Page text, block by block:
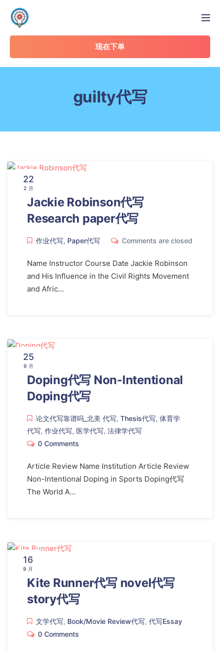
现在下单
guilty代写
22
2 月
Jackie Robinson代写
Research paper代写
作业代写, Paper代写 Comments are closed
Name Instructor Course Date Jackie Robinson
and His Influence in the Civil Rights Movement
and Afric…
25
9 月
Doping代写 Non-Intentional
Doping代写
论文代写靠谱吗_北美 代写, Thesis代写, 体育学
代写, 作业代写, 医学代写, 法律学代写
0 Comments
Article Review Name Institution Article Review
Non-Intentional Doping in Sports Doping代写
The World A…
16
9 月
Kite Runner代写 novel代写
story代写
文学代写, Book/Movie Review代写, 代写Essay
0 Comments